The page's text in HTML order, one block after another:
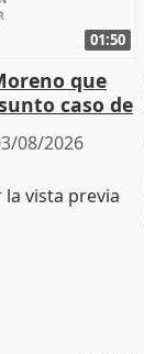
01:50
que
caso de
08/2026